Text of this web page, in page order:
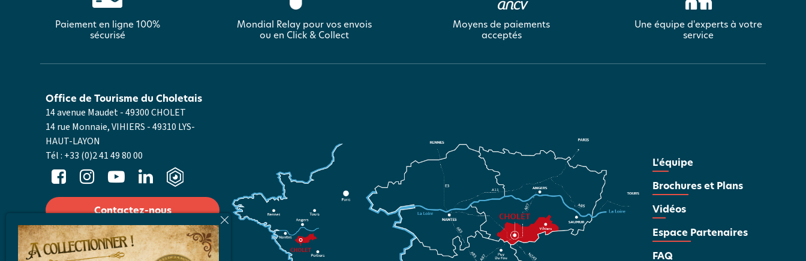
Paiement en ligne 100%
sécurisé
Mondial Relay pour vos envois
ou en Click & Collect
Moyens de paiements
acceptés
Une équipe d'experts à votre
service
14 avenue Maudet - 49300 CHOLET
14 rue Monnaie, VIHIERS - 49310 LYS-
HAUT-LAYON
Tél : +33 (0)2 41 49 80 00
Office de Tourisme du Choletais
Contactez-nous
Nos horaires
L'équipe
Brochures et Plans
Vidéos
Espace Partenaires
FAQ